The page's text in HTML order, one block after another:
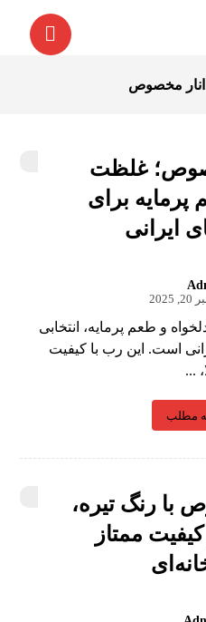
مخصوص
غلظت
پرمایه برای
ایرانی
و طعم پرمایه، انتخابی
است. این رب با کیفیت
...
مطلب
با رنگ تیره،
ممتاز